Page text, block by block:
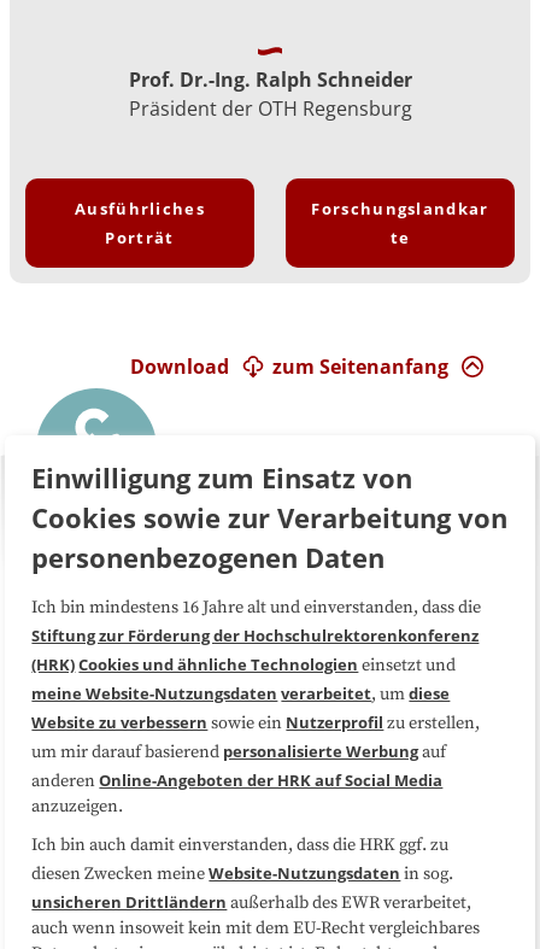
Prof. Dr.-Ing. Ralph Schneider
Präsident der OTH Regensburg
Ausführliches
Porträt
Forschungslandkar
te
zum Seitenanfang
Download
Über uns FAQ
Medienarbeit Kooperationen
Datenschutzerklärung Impressum
Sitemap
Folgen Sie uns
Einwilligung zum Einsatz von
Cookies sowie zur Verarbeitung von
personenbezogenen Daten
Ich bin mindestens 16 Jahre alt und einverstanden, dass die
Stiftung zur Förderung der Hochschulrektorenkonferenz
(HRK)Cookies und ähnliche Technologien einsetzt und
meine Website-Nutzungsdaten verarbeitet, umdiese
Website zu verbessern sowie ein Nutzerprofil zu erstellen,
um mir darauf basierend personalisierte Werbungauf
anderenOnline-Angeboten der HRK auf Social Media
anzuzeigen.
Ich bin auch damit einverstanden, dass die HRK ggf. zu
diesen Zwecken meineWebsite-Nutzungsdaten in sog.
unsicheren Drittländern außerhalb des EWR verarbeitet,
auch wenn insoweit kein mit dem EU-Recht vergleichbares